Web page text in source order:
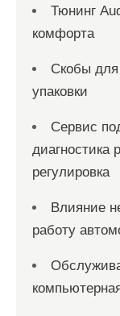
Тюнинг
комфорта
Скобы для
упаковки
Сервис
диагностика
регулировка
Влияние
работу